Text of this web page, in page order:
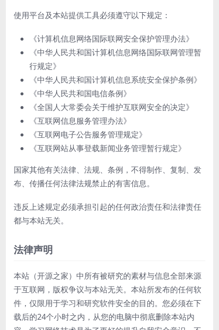
使用平台及本站提供工具必须遵守以下规定：
《计算机信息网络国际联网安全保护管理办法》
《中华人民共和国计算机信息网络国际联网管理暂
行规定》
《中华人民共和国计算机信息系统安全保护条例》
《中华人民共和国电信条例》
《全国人大常委会关于维护互联网安全的决定》
《互联网信息服务管理办法》
《互联网电子公告服务管理规定》
《互联网站从事登载新闻业务管理暂行规定》
国家其他有关法律、法规、条例，不得制作、复制、发
布、传播任何法律法规禁止的有害信息。
违反上述规定必须承担引起的任何政治责任和法律责任
都与本站无关。
法律声明
本站（开源之家）中所有被研究的素材与信息全部来源
于互联网，版权争议与本站无关。本站所发布的任何软
件，仅限用于学习和研究软件安全的目的。您必须在下
载后的24个小时之内，从您的电脑中彻底删除本站内